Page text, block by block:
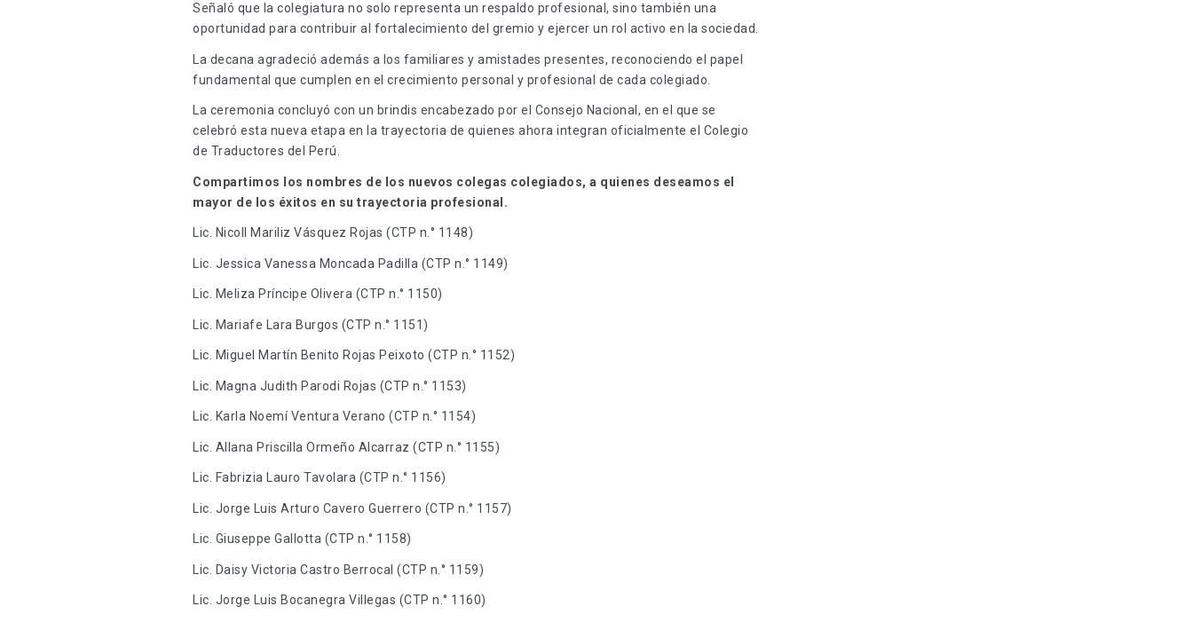
Señaló que la colegiatura no solo representa un respaldo profesional, sino también una
oportunidad para contribuir al fortalecimiento del gremio y ejercer un rol activo en la sociedad.
La decana agradeció además a los familiares y amistades presentes, reconociendo el papel
fundamental que cumplen en el crecimiento personal y profesional de cada colegiado.
La ceremonia concluyó con un brindis encabezado por el Consejo Nacional, en el que se
celebró esta nueva etapa en la trayectoria de quienes ahora integran oficialmente el Colegio
de Traductores del Perú.
Compartimos los nombres de los nuevos colegas colegiados, a quienes deseamos el
mayor de los éxitos en su trayectoria profesional.
Lic. Nicoll Mariliz Vásquez Rojas (CTP n.° 1148)
Lic. Jessica Vanessa Moncada Padilla (CTP n.° 1149)
Lic. Meliza Príncipe Olivera (CTP n.° 1150)
Lic. Mariafe Lara Burgos (CTP n.° 1151)
Lic. Miguel Martín Benito Rojas Peixoto (CTP n.° 1152)
Lic. Magna Judith Parodi Rojas (CTP n.° 1153)
Lic. Karla Noemí Ventura Verano (CTP n.° 1154)
Lic. Allana Priscilla Ormeño Alcarraz (CTP n.° 1155)
Lic. Fabrizia Lauro Tavolara (CTP n.° 1156)
Lic. Jorge Luis Arturo Cavero Guerrero (CTP n.° 1157)
Lic. Giuseppe Gallotta (CTP n.° 1158)
Lic. Daisy Victoria Castro Berrocal (CTP n.° 1159)
Lic. Jorge Luis Bocanegra Villegas (CTP n.° 1160)